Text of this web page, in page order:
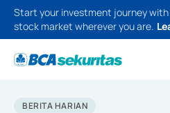
Start your investment journey
stock market wherever you are.
BERITA HARIAN